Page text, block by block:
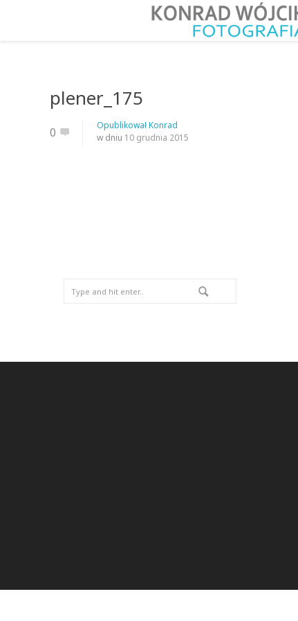
plener_175
0 OpublikowałKonrad
w dniu 10 grudnia 2015